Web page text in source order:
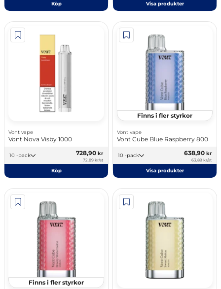
Köp Visa produkter
Vont vape
Vont Nova Visby 1000
10 -pack 728,90 kr
72,89 kr/st
Köp
Finns i fler styrkor
Vont vape
Vont Cube Blue Raspberry 800
10 -pack 638,90 kr
63,89 kr/st
Visa produkter
Finns i fler styrkor